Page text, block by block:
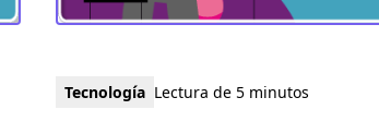
Tecnología Lectura de 5 minutos